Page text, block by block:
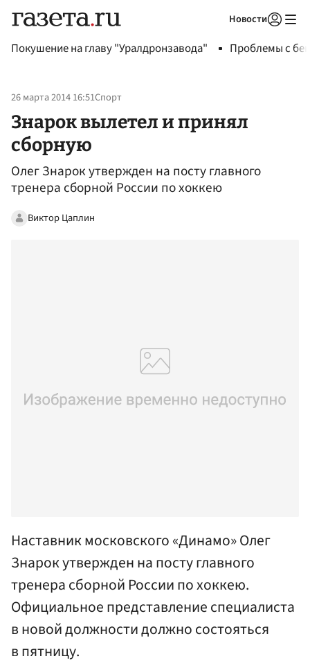
Новости
Покушение на главу "Уралдронзавода" Проблемы с
26 марта 2014 16:51Спорт
Знарок вылетел и принял
сборную
Олег Знарок утвержден на посту главного
тренера сборной России по хоккею
Виктор Цаплин
Наставник московского «Динамо» Олег
Знарок утвержден на посту главного
тренера сборной России по хоккею.
Официальное представление специалиста
в новой должности должно состояться
в пятницу.